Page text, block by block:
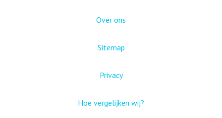
Over ons
Sitemap
Privacy
Hoe vergelijken wij?